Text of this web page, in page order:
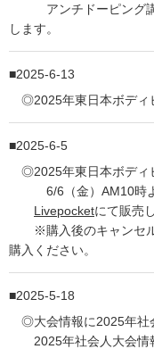
アンチドーピング講
します。
2025-6-13
◎2025年東日本ボディ
2025-6-5
◎2025年東日本ボディ
6/6（金）AM10時よ
Livepocketにて販売
※購入後のキャンセル
購入ください。
2025-5-18
◎大会情報に2025年社
2025年社会人大会情